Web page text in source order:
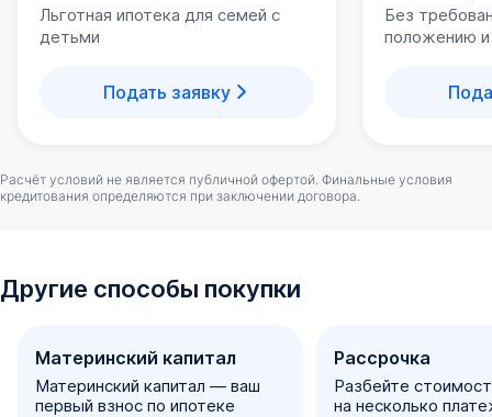
Льготная ипотека для семей с
детьми
Подать заявку
Без
положению
Расчёт условий не является публичной офертой. Финальные условия
кредитования определяются при заключении договора.
Другие способы покупки
Материнский капитал
Материнский капитал — ваш
первый взнос по ипотеке
Рассрочка
Разбейте
на несколько